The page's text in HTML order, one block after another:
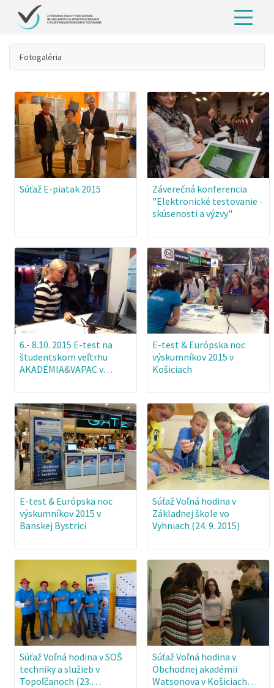
Fotogaléria
Súťaž E-piatak 2015
Záverečná konferencia
"Elektronické testovanie -
skúsenosti a výzvy"
6.- 8.10. 2015 E-test na
študentskom veľtrhu
AKADÉMIA&VAPAC v…
E-test & Európska noc
výskumníkov 2015 v
Košiciach
E-test & Európska noc
výskumníkov 2015 v
Banskej Bystrici
Súťaž Voľná hodina v
Základnej škole vo
Vyhniach (24. 9. 2015)
Súťaž Voľná hodina v SOŠ
techniky a služieb v
Topoľčanoch (23.…
Súťaž Voľná hodina v
Obchodnej akadémii
Watsonova v Košiciach…